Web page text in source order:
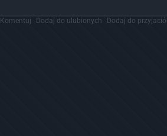
Komentuj Dodaj do ulubionych Dodaj do przyjaciół